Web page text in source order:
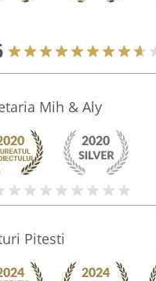
Mih & Aly
Pitesti